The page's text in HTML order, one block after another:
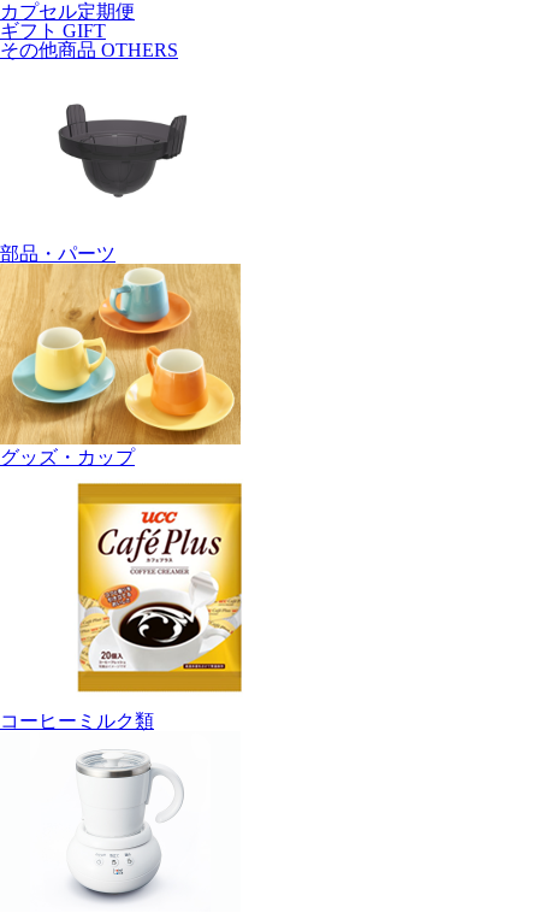
カプセル定期便
ギフト GIFT
その他商品 OTHERS
部品・パーツ
グッズ・カップ
コーヒーミルク類